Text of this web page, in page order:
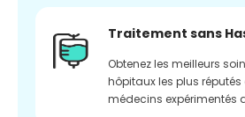
Traitement sans
Obtenez les meilleurs
hôpitaux les plus
médecins expérimentés